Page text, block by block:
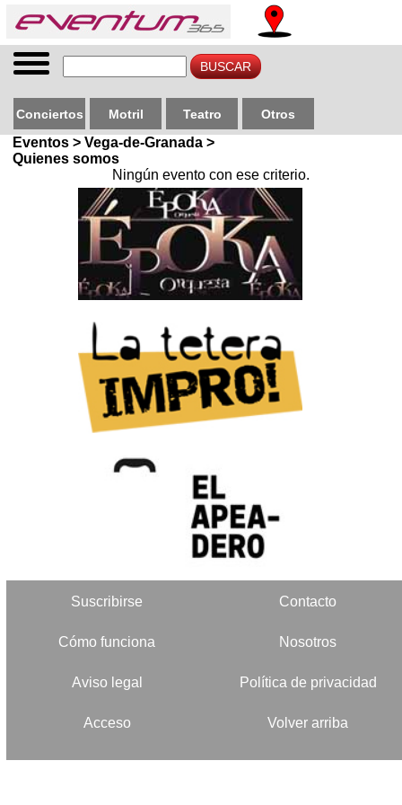
Conciertos Motril Teatro Otros
Eventos > Vega-de-Granada >
Quienes somos
Ningún evento con ese criterio.
Suscribirse Contacto
Cómo funciona Nosotros
Aviso legal Política de privacidad
Acceso Volver arriba